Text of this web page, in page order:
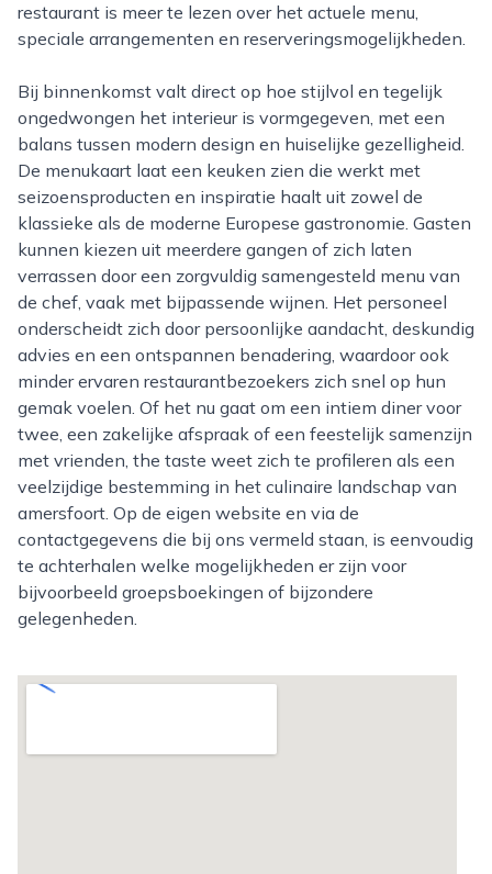
restaurant is meer te lezen over het actuele menu,
speciale arrangementen en reserveringsmogelijkheden.
Bij binnenkomst valt direct op hoe stijlvol en tegelijk
ongedwongen het interieur is vormgegeven, met een
balans tussen modern design en huiselijke gezelligheid.
De menukaart laat een keuken zien die werkt met
seizoensproducten en inspiratie haalt uit zowel de
klassieke als de moderne Europese gastronomie. Gasten
kunnen kiezen uit meerdere gangen of zich laten
verrassen door een zorgvuldig samengesteld menu van
de chef, vaak met bijpassende wijnen. Het personeel
onderscheidt zich door persoonlijke aandacht, deskundig
advies en een ontspannen benadering, waardoor ook
minder ervaren restaurantbezoekers zich snel op hun
gemak voelen. Of het nu gaat om een intiem diner voor
twee, een zakelijke afspraak of een feestelijk samenzijn
met vrienden, the taste weet zich te profileren als een
veelzijdige bestemming in het culinaire landschap van
amersfoort. Op de eigen website en via de
contactgegevens die bij ons vermeld staan, is eenvoudig
te achterhalen welke mogelijkheden er zijn voor
bijvoorbeeld groepsboekingen of bijzondere
gelegenheden.